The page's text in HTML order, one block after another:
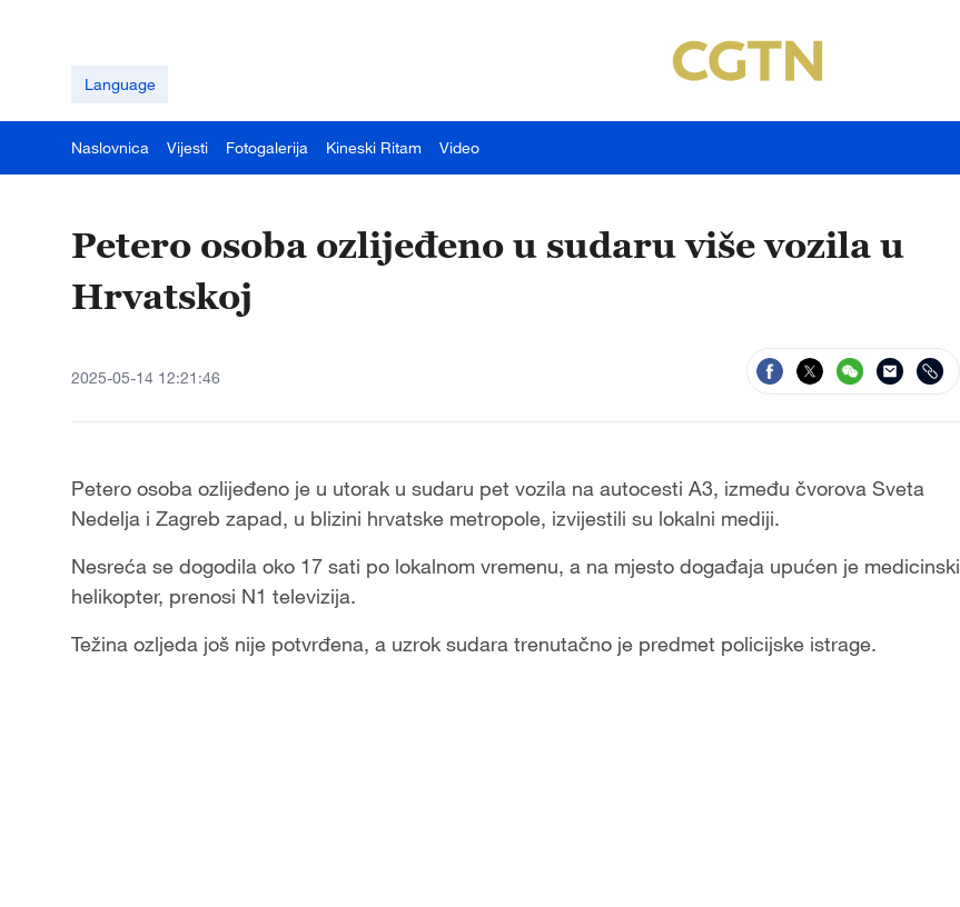
Language
Naslovnica Vijesti Fotogalerija Kineski Ritam Video
Petero osoba ozlijeđeno u sudaru više vozila u
Hrvatskoj
2025-05-14 12:21:46
Petero osoba ozlijeđeno je u utorak u sudaru pet vozila na autocesti A3, između čvorova Sveta
Nedelja i Zagreb zapad, u blizini hrvatske metropole, izvijestili su lokalni mediji.
Nesreća se dogodila oko 17 sati po lokalnom vremenu, a na mjesto događaja upućen je medicinski
helikopter, prenosi N1 televizija.
Težina ozljeda još nije potvrđena, a uzrok sudara trenutačno je predmet policijske istrage.